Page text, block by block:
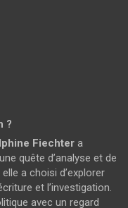
?
Fiechter a
quête d’analyse et de
a choisi d’explorer
et l’investigation.
avec un regard